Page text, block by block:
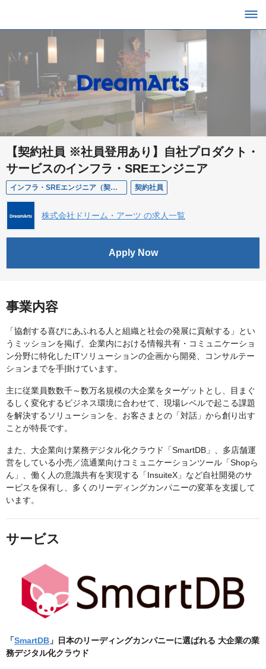
【契約社員 ※社員登用あり】自社プロダクト・
サービスのインフラ・SREエンジニア
インフラ・SREエンジニア（契約社員） 契約社員
株式会社ドリーム・アーツ の求人一覧
Apply Now
事業内容
「協創する喜びにあふれる人と組織と社会の発展に貢献する」とい
うミッションを掲げ、企業内における情報共有・コミュニケーショ
ン分野に特化したITソリューションの企画から開発、コンサルテー
ションまでを手掛けています。
主に従業員数数千～数万名規模の大企業をターゲットとし、目まぐ
るしく変化するビジネス環境に合わせて、現場レベルで起こる課題
を解決するソリューションを、お客さまとの「対話」から創り出す
ことが特長です。
また、大企業向け業務デジタル化クラウド「SmartDB」、多店舗運
営をしている小売／流通業向けコミュニケーションツール「Shopら
ん」、働く人の意識共有を実現する「InsuiteX」など自社開発のサ
ービスを保有し、多くのリーディングカンパニーの変革を支援して
います。
サービス
「SmartDB 」日本のリーディングカンパニーに選ばれる 大企業の業
務デジタル化クラウド